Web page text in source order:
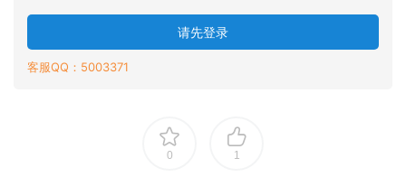
请先登录
客服QQ：5003371
0 1